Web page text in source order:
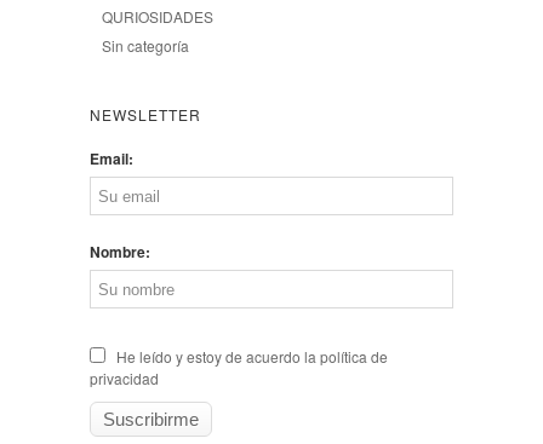
QURIOSIDADES
Sin categoría
NEWSLETTER
Email:
Nombre:
He leído y estoy de acuerdo la política de
privacidad